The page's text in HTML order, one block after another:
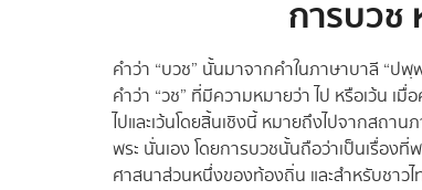
การบวช
คำว่า “บวช” นั้นมาจากคำในภาษาบาลี “ป
คำว่า “วช” ที่มีความหมายว่า ไป หรือเว้น เ
ไปและเว้นโดยสิ้นเชิงนี้ หมายถึงไปจากสถา
พระ นั่นเอง โดยการบวชนั้นถือว่าเป็นเรื่อง
ศาสนาส่วนหนึ่งของท้องถิ่น และสำหรับชา